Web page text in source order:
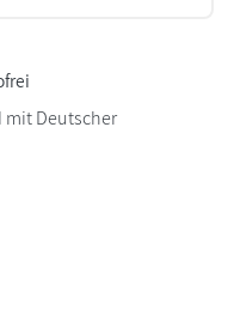
mit Deutscher